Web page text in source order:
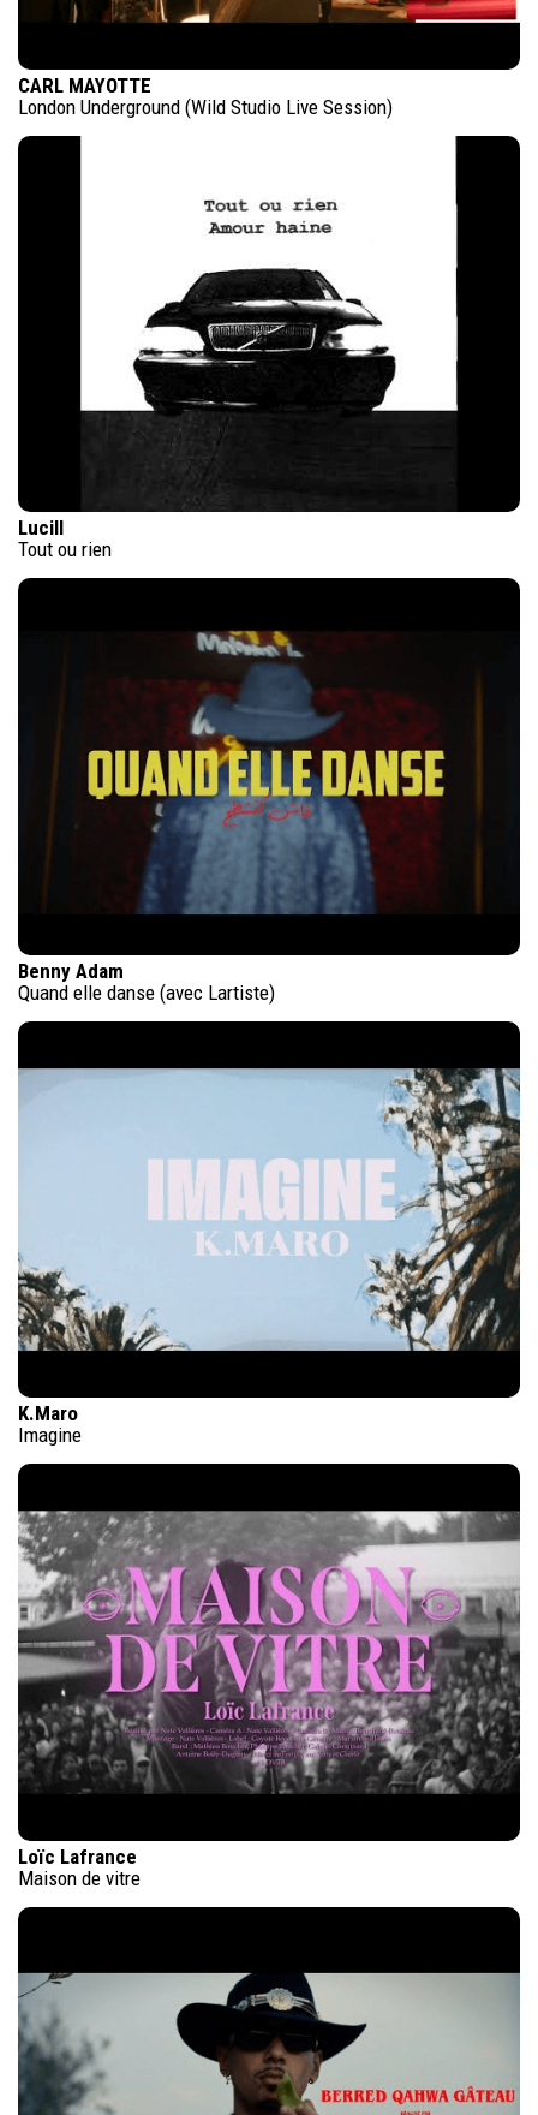
CARL MAYOTTE
London Underground (Wild Studio Live Session)
Lucill
Tout ou rien
Benny Adam
Quand elle danse (avec Lartiste)
K.Maro
Imagine
Loïc Lafrance
Maison de vitre